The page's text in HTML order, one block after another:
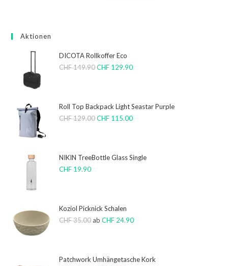
Aktionen
DICOTA Rollkoffer Eco
CHF149.90 CHF 129.90
Roll Top Backpack Light Seastar Purple
CHF129.00 CHF 115.00
NIKIN TreeBottle Glass Single
CHF 19.90
Koziol Picknick Schalen
CHF35.00 abCHF 24.90
Patchwork Umhängetasche Kork